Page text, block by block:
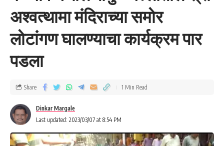
अश्वत्थामा मंदिराच्या समोर
लोटांगण घालण्याचा कार्यक्रम पार
पडला
Last updated: 2023/03/07 at 8:54 PM
Dinkar Margale
Share 1 Min Read